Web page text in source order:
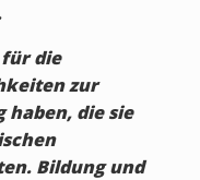
die
zur
haben, die sie
Bildung und